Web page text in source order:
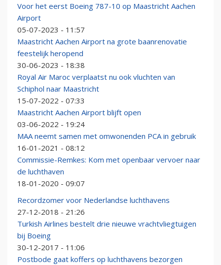
Voor het eerst Boeing 787-10 op Maastricht Aachen
Airport
05-07-2023 - 11:57
Maastricht Aachen Airport na grote baanrenovatie
feestelijk heropend
30-06-2023 - 18:38
Royal Air Maroc verplaatst nu ook vluchten van
Schiphol naar Maastricht
15-07-2022 - 07:33
Maastricht Aachen Airport blijft open
03-06-2022 - 19:24
MAA neemt samen met omwonenden PCA in gebruik
16-01-2021 - 08:12
Commissie-Remkes: Kom met openbaar vervoer naar
de luchthaven
18-01-2020 - 09:07
Recordzomer voor Nederlandse luchthavens
27-12-2018 - 21:26
Turkish Airlines bestelt drie nieuwe vrachtvliegtuigen
bij Boeing
30-12-2017 - 11:06
Postbode gaat koffers op luchthavens bezorgen